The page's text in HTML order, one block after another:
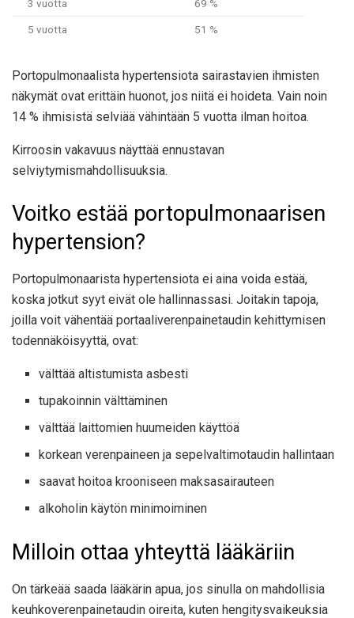
3 vuotta 69 %
5 vuotta 51 %
Portopulmonaalista hypertensiota sairastavien ihmisten
näkymät ovat erittäin huonot, jos niitä ei hoideta. Vain noin
14 % ihmisistä selviää vähintään 5 vuotta ilman hoitoa.
Kirroosin vakavuus näyttää ennustavan
selviytymismahdollisuuksia.
Voitko estää portopulmonaarisen
hypertension?
Portopulmonaarista hypertensiota ei aina voida estää,
koska jotkut syyt eivät ole hallinnassasi. Joitakin tapoja,
joilla voit vähentää portaaliverenpainetaudin kehittymisen
todennäköisyyttä, ovat:
välttää altistumistaasbesti
tupakoinnin välttäminen
välttää laittomien huumeiden käyttöä
korkean verenpaineen ja sepelvaltimotaudin hallintaan
saavat hoitoa krooniseen maksasairauteen
alkoholin käytön minimoiminen
Milloin ottaa yhteyttä lääkäriin
On tärkeää saada lääkärin apua, jos sinulla on mahdollisia
keuhkoverenpainetaudin oireita, kuten hengitysvaikeuksia